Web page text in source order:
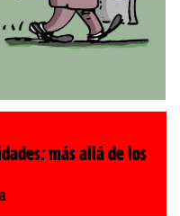
más allá de los